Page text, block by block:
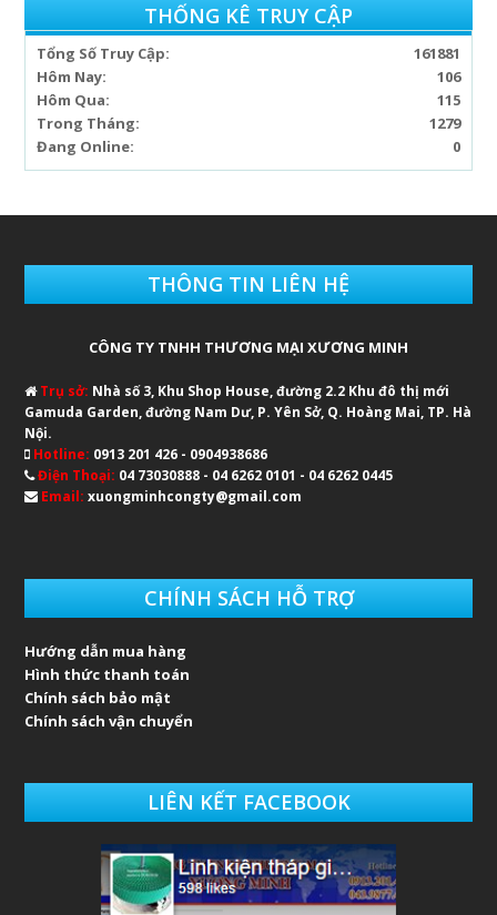
THỐNG KÊ TRUY CẬP
161881
Tổng Số Truy Cập:
106
Hôm Nay:
115
Hôm Qua:
1279
Trong Tháng:
0
Đang Online:
THÔNG TIN LIÊN HỆ
CÔNG TY TNHH THƯƠNG MẠI XƯƠNG MINH
Trụ sở: Nhà số 3, Khu Shop House, đường 2.2 Khu đô thị mới
Gamuda Garden, đường Nam Dư, P. Yên Sở, Q. Hoàng Mai, TP. Hà
Nội.
Hotline: 0913 201 426 - 0904938686
Điện Thoại: 04 73030888 - 04 6262 0101 - 04 6262 0445
Email: xuongminhcongty@gmail.com
CHÍNH SÁCH HỖ TRỢ
Hướng dẫn mua hàng
Hình thức thanh toán
Chính sách bảo mật
Chính sách vận chuyển
LIÊN KẾT FACEBOOK